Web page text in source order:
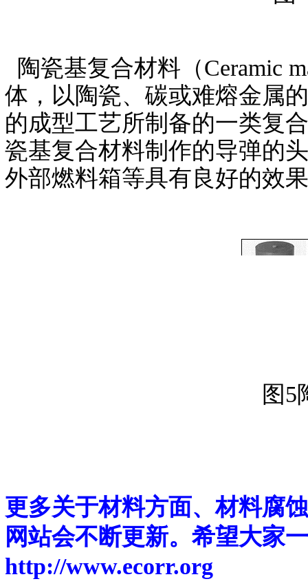
陶瓷基复合材料（Ceramic
体，以陶瓷、碳或难熔金属
的成型工艺所制备的一类复
瓷基复合材料制作的导弹的
外部燃料箱等具有良好的效
图5
更多关于材料方面、材料腐
网站会不断更新。希望大家
http://www.ecorr.org